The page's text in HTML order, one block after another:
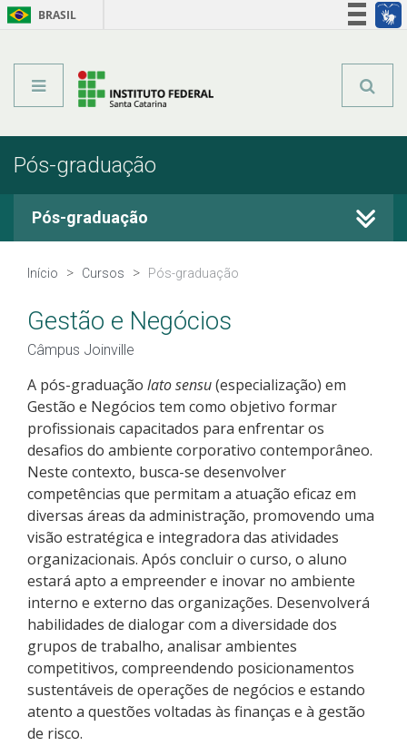
BRASIL
Pós-graduação
Pós-graduação
Cursos Técnicos
Graduação
Qualificação Profissional
Pós-graduação
Educação a Distância
Educação de Jovens e Adultos
Transferências e retornos
PartiuIF
Parcerias
Processo de Inscrição
Início Cursos Pós-graduação
Gestão e Negócios
Câmpus Joinville
A pós-graduação lato sensu(especialização) em
Gestão e Negócios tem como objetivo formar
profissionais capacitados para enfrentar os
desafios do ambiente corporativo contemporâneo.
Neste contexto, busca-se desenvolver
competências que permitam a atuação eficaz em
diversas áreas da administração, promovendo uma
visão estratégica e integradora das atividades
organizacionais. Após concluir o curso, o aluno
estará apto a empreender e inovar no ambiente
interno e externo das organizações. Desenvolverá
habilidades de dialogar com a diversidade dos
grupos de trabalho, analisar ambientes
competitivos, compreendendo posicionamentos
sustentáveis de operações de negócios e estando
atento a questões voltadas às finanças e à gestão
de risco.